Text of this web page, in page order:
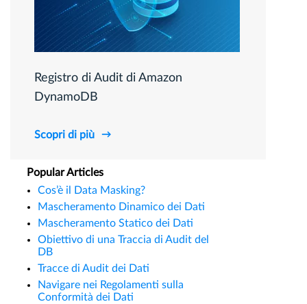
Registro di Audit di Amazon
DynamoDB
Scopri di più
Popular Articles
Cos’è il Data Masking?
Mascheramento Dinamico dei Dati
Mascheramento Statico dei Dati
Obiettivo di una Traccia di Audit del
DB
Tracce di Audit dei Dati
Navigare nei Regolamenti sulla
Conformità dei Dati